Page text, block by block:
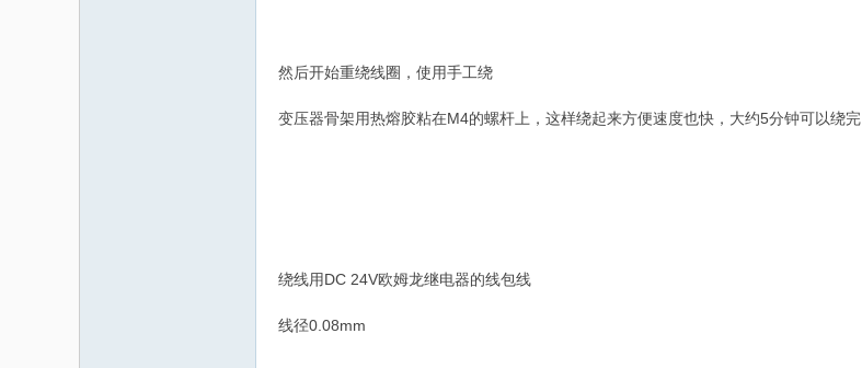
然后开始重绕线圈，使用手工绕
变压器骨架用热熔胶粘在M4的螺杆上，这样绕起来方便速度也快，大约5分钟可以绕完
绕线用DC 24V欧姆龙继电器的线包线
线径0.08mm